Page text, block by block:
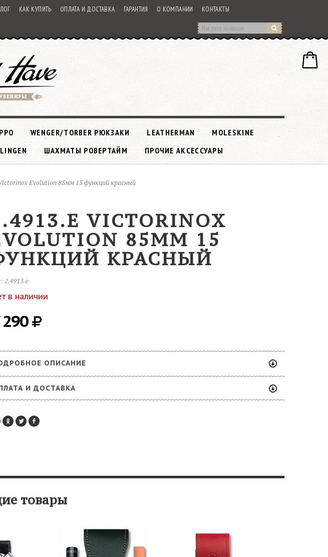
КАК КУПИТЬ ОПЛАТА И ДОСТАВКА ГАРАНТИЯ О КОМПАНИИ КОНТАКТЫ
WENGER/TORBER РЮКЗАКИ LEATHERMAN
MOLESKINE
ШАХМАТЫ РОВЕРТАЙМ ПРОЧИЕ АКСЕССУАРЫ
Evolution 85мм 15 функций красный
VICTORINOX
85ММ 15
КРАСНЫЙ
2.4913.e
в наличии
290
ОПИСАНИЕ
И ДОСТАВКА
товары